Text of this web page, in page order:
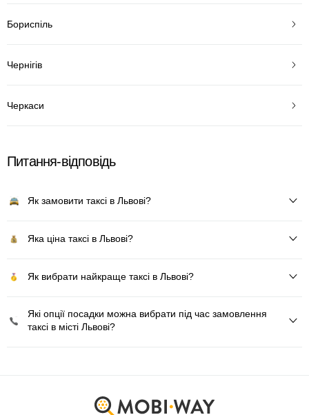
Бориспіль
Чернігів
Черкаси
Питання-відповідь
Як замовити таксі в Львові?
Яка ціна таксі в Львові?
Як вибрати найкраще таксі в Львові?
Які опції посадки можна вибрати під час замовлення
таксі в місті Львові?